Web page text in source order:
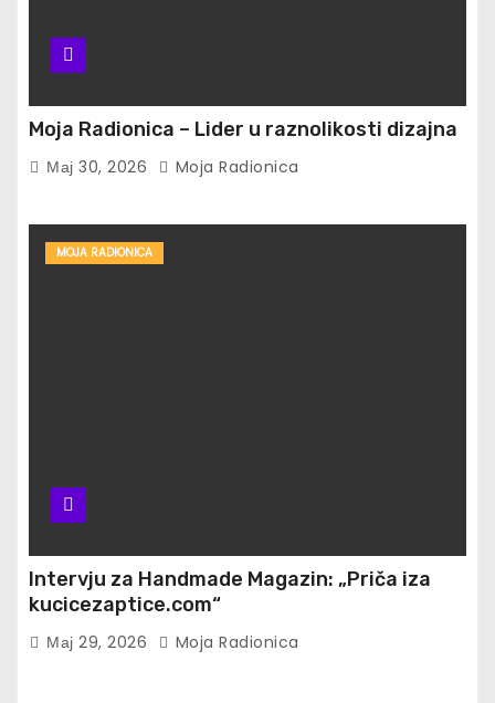
Moja Radionica – Lider u raznolikosti dizajna
Мај 30, 2026 Moja Radionica
MOJA RADIONICA
Intervju za Handmade Magazin: „Priča iza
kucicezaptice.com“
Мај 29, 2026 Moja Radionica